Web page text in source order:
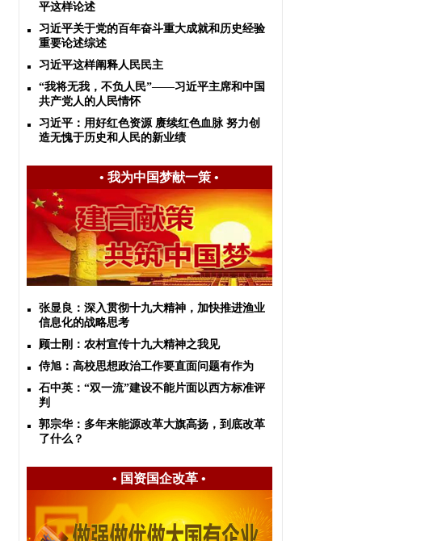
平这样论述
习近平关于党的百年奋斗重大成就和历史经验
重要论述综述
习近平这样阐释人民民主
“我将无我，不负人民”——习近平主席和中国
共产党人的人民情怀
​习近平：用好红色资源 赓续红色血脉 努力创
造无愧于历史和人民的新业绩
• 我为中国梦献一策•
张显良：深入贯彻十九大精神，加快推进渔业
信息化的战略思考
顾士刚：农村宣传十九大精神之我见
侍旭：高校思想政治工作要直面问题有作为
石中英：“双一流”建设不能片面以西方标准评
判
郭宗华：多年来能源改革大旗高扬，到底改革
了什么？
• 国资国企改革•